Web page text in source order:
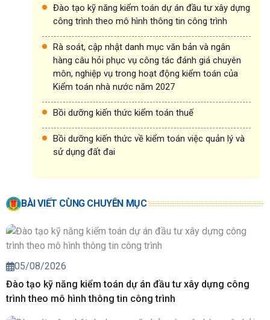
Đào tạo kỹ năng kiểm toán dự án đầu tư xây dựng
công trình theo mô hình thông tin công trình
Rà soát, cập nhật danh mục văn bản và ngân
hàng câu hỏi phục vụ công tác đánh giá chuyên
môn, nghiệp vụ trong hoạt động kiểm toán của
Kiểm toán nhà nước năm 2027
Bồi dưỡng kiến thức kiểm toán thuế
Bồi dưỡng kiến thức về kiểm toán việc quản lý và
sử dụng đất đai
BÀI VIẾT CÙNG CHUYÊN MỤC
05/08/2026
Đào tạo kỹ năng kiểm toán dự án đầu tư xây dựng công
trình theo mô hình thông tin công trình